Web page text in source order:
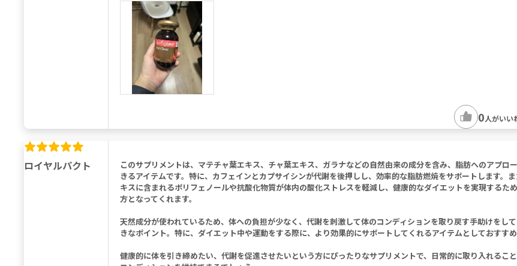
0人がいい
ロイヤルパクト
このサプリメントは、マテチャ葉エキス、チャ葉エキス、ガラナなどの自然由来の成分を含み、脂肪へのアプロ
きるアイテムです。特に、カフェインとカプサイシンが代謝を後押しし、効率的な脂肪燃焼をサポートします。
キスに含まれるポリフェノールや抗酸化物質が体内の酸化ストレスを軽減し、健康的なダイエットを実現するた
方となってくれます。
天然成分が使われているため、体への負担が少なく、代謝を刺激して体のコンディションを取り戻す手助けをし
きなポイント。特に、ダイエット中や運動をする際に、より効果的にサポートしてくれるアイテムとしておすすめ
健康的に体を引き締めたい、代謝を促進させたいという方にぴったりなサプリメントで、日常的に取り入れるこ